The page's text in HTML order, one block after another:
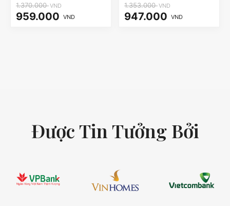
1.370.000VND
959.000 VND
1.353.000VND
947.000 VND
Được Tin Tưởng Bởi